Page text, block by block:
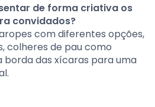
de forma criativa os
convidados?
com diferentes opções,
colheres de pau como
borda das xícaras para uma